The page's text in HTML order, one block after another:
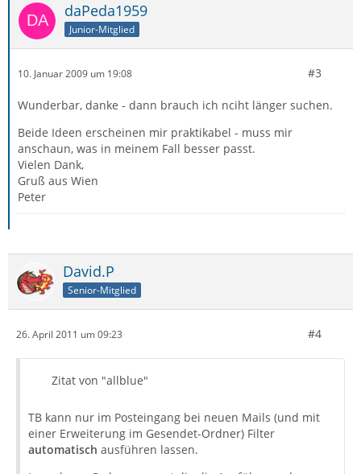
daPeda1959
Junior-Mitglied
10. Januar 2009 um 19:08 #3
Wunderbar, danke - dann brauch ich nciht länger suchen.
Beide Ideen erscheinen mir praktikabel - muss mir
anschaun, was in meinem Fall besser passt.
Vielen Dank,
Gruß aus Wien
Peter
David.P
Senior-Mitglied
26. April 2011 um 09:23 #4
Zitat von "allblue"
TB kann nur im Posteingang bei neuen Mails (und mit
einer Erweiterung im Gesendet-Ordner) Filter
automatisch ausführen lassen.